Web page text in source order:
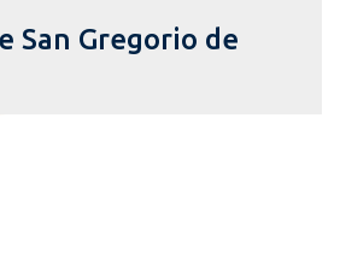
San Gregorio de